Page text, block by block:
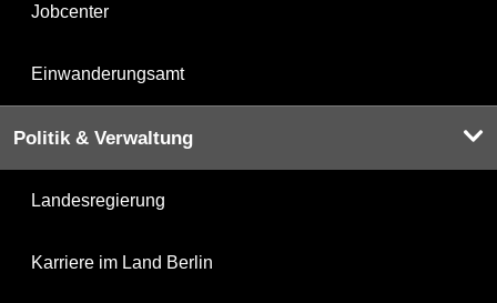
Jobcenter
Einwanderungsamt
Politik & Verwaltung
Landesregierung
Karriere im Land Berlin